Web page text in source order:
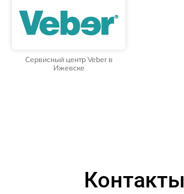
Сервисный центр Veber в
Ижевске
Контакты